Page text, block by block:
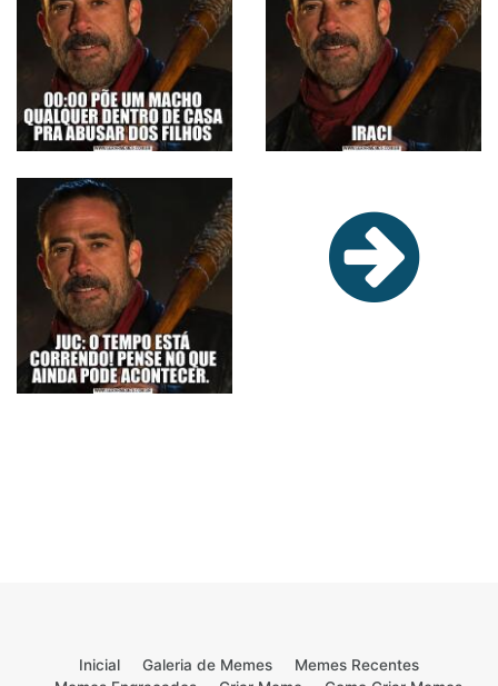
Inicial Galeria de Memes
Memes Recentes